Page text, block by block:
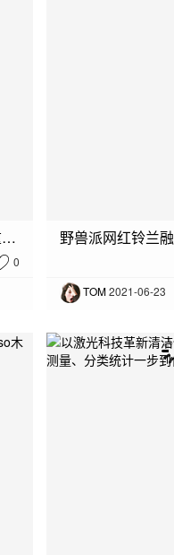
格力高旗下健康饮品扁桃仁效果重磅上市
0
野兽派网红铃兰
TOM2021-06-23